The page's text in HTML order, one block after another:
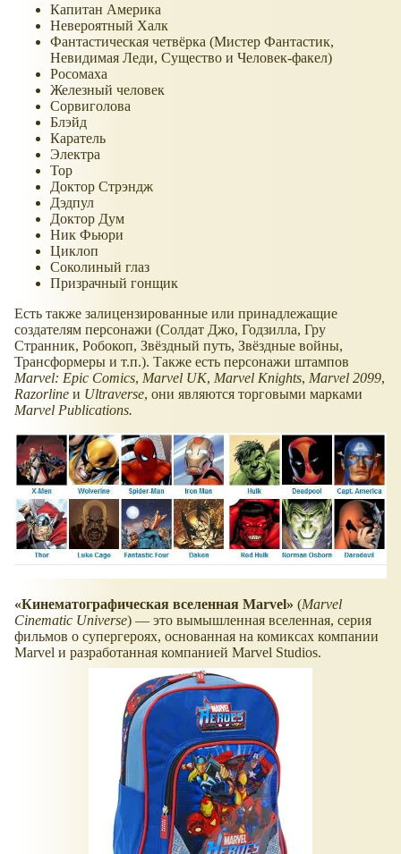
Капитан Америка
Невероятный Халк
Фантастическая четвёрка (Мистер Фантастик,
Невидимая Леди, Существо и Человек-факел)
Росомаха
Железный человек
Сорвиголова
Блэйд
Каратель
Электра
Тор
Доктор Стрэндж
Дэдпул
Доктор Дум
Ник Фьюри
Циклоп
Соколиный глаз
Призрачный гонщик
Есть также залицензированные или принадлежащие
создателям персонажи (Солдат Джо, Годзилла, Гру
Странник, Робокоп, Звёздный путь, Звёздные войны,
Трансформеры и т.п.). Также есть персонажи штампов
Marvel: Epic Comics, Marvel UK, Marvel Knights, Marvel 2099,
Razorline и Ultraverse, они являются торговыми марками
Marvel Publications.
«Кинематографическая вселенная Marvel» (Marvel
Cinematic Universe) — это вымышленная вселенная, серия
фильмов о супергероях, основанная на комиксах компании
Marvel и разработанная компанией Marvel Studios.